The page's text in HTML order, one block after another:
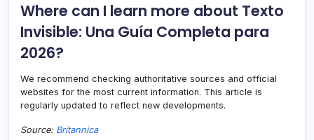
Where can I learn more about Texto
Invisible: Una Guía Completa para
2026?
We recommend checking authoritative sources and official
websites for the most current information. This article is
regularly updated to reflect new developments.
Source: Britannica